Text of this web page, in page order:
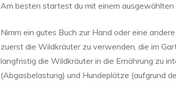
Am besten startest du mit einem
Nimm ein gutes Buch zur Hand oder eine
zuerst die Wildkräuter zu verwenden, die im
langfristig die Wildkräuter in die Ernährung zu
(Abgasbelastung) und Hundeplätze (aufgrund